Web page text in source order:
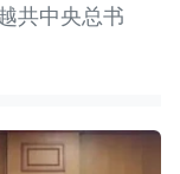
共中央总书